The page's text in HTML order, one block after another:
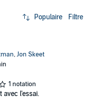
Populaire Filtre
,Jon Skeet
1 notation
avec l'essai.